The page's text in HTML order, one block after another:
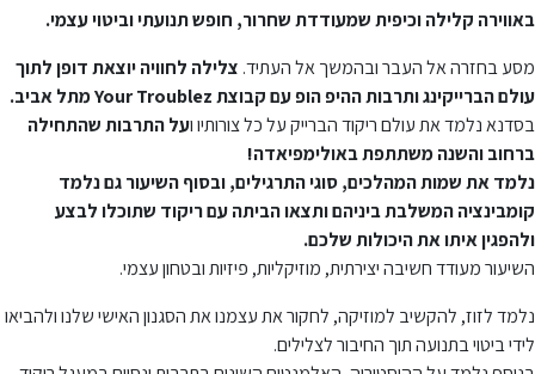
באווירה קלילה וכיפית שמעודדת שחרור, חופש תנועתי וביטוי עצמי.
מסע בחזרה אל העבר ובהמשך אל העתיד. צלילה לחוויה יוצאת דופן לתוך
עולם הברייקינג ותרבות ההיפ הופ עם קבוצת Your Troublez מתל אביב.
בסדנא נלמד את עולם ריקוד הברייק על כל צורותיו ועל התרבות שהתחילה
ברחוב והשנה משתתפת באולימפיאדה!
נלמד את שמות המהלכים, סוגי התרגילים, ובסוף השיעור גם נלמד
קומבינציה המשלבת ביניהם ותצאו הביתה עם ריקוד שתוכלו לבצע
ולהפגין איתו את היכולות שלכם.
השיעור מעודד חשיבה יצירתית, מוזיקליות, פיזיות ובטחון עצמי.
נלמד לזוז, להקשיב למוזיקה, לחקור את עצמנו את הסגנון האישי שלנו ולהביאו
לידי ביטוי בתנועה תוך החיבור לצלילים.